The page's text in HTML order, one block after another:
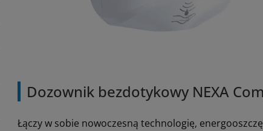
Dozownik bezdotykowy NEXA
Łączy w sobie nowoczesną technologię,